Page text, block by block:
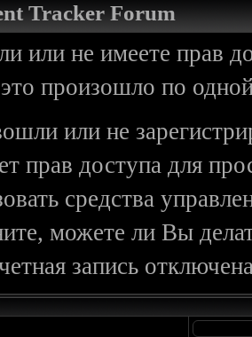
Tracker Forum
или не имеете прав
произошло по
или не
прав доступа для
средства
можете ли Вы
запись